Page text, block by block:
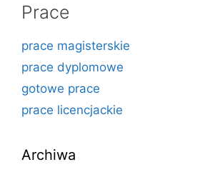
Prace
prace magisterskie
prace dyplomowe
gotowe prace
prace licencjackie
Archiwa